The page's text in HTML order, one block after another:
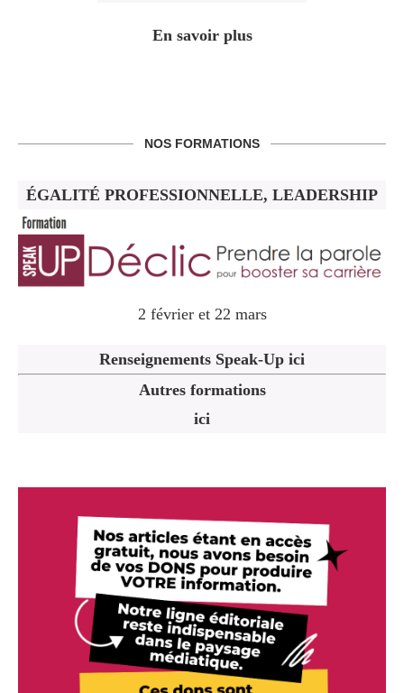
En savoir plus
NOS FORMATIONS
ÉGALITÉ PROFESSIONNELLE, LEADERSHIP
2 février et 22 mars
Renseignements Speak-Up ici
Autres formations
ici